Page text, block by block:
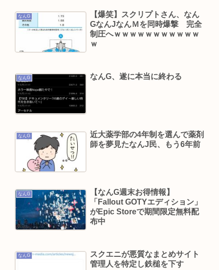
お相手は一般女性「二人の間に新しい命を授か
り」
及川光博ことミッチーさんって（特に若い頃）あ
も
【動画】 35歳美人ママ👩、TV探偵ナイスクに出演
も老けすぎている48歳だろと誹謗中傷
面接官「一番結婚したいVTuberは誰ですか？」👈
どう答える？
及川光博さん再婚
サトジロ（略して佐藤二朗）踊る大捜査線スピン
オフ完全中止へ
Powered by livedoor 相互RSS
なんG
【爆笑】スクリプトさん、なん
GなんJなんＭを同時爆撃 完全
制圧へｗｗｗｗｗｗｗｗｗｗｗ
ｗ
なんG なんG、遂に本当に終わる
なんG
近大薬学部の4年制を選んで薬剤
師を夢見たなんJ民、もう6年前
なんG
【なんG週末お得情報】
「Fallout GOTYエディション」
がEpic Storeで期間限定無料配
布中
なんG
スクエニが悪質なまとめサイト
管理人を特定し鉄槌を下す